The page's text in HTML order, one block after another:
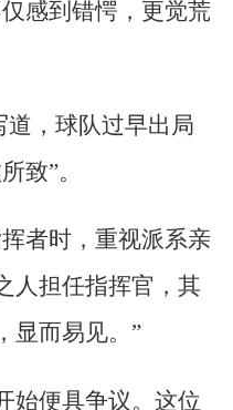
感到错愕，更觉荒
，球队过早出局
致”。
者时，重视派系亲
人担任指挥官，其
显而易见。”
始便具争议。这位